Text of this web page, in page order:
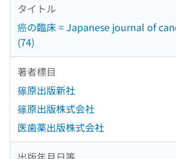
タイトル
癌の臨床 = Japanese journal of
(74)
著者標目
篠原出版新社
篠原出版株式会社
医歯薬出版株式会社